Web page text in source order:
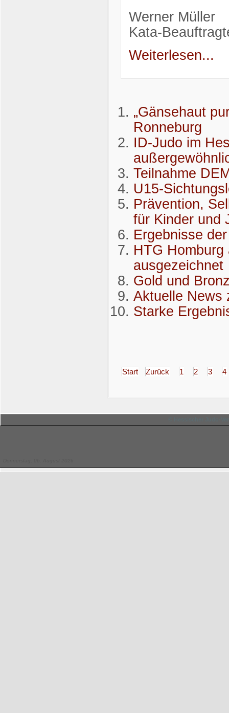
Werner Müller
Kata-
Weiterlesen...
„Gänsehaut
Ronneburg
ID-Judo im
Teilnahme
U15-
Prävention,
für Kinder und
Ergebnisse
HTG
ausgezeichnet
Gold und
Aktuelle News
Starke
Start Zurück 1 2 3 4